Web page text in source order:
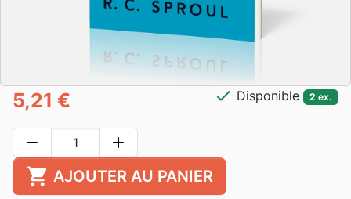
5,21 € check Disponible 2 ex.
remove add
shopping_cart AJOUTER AU PANIER